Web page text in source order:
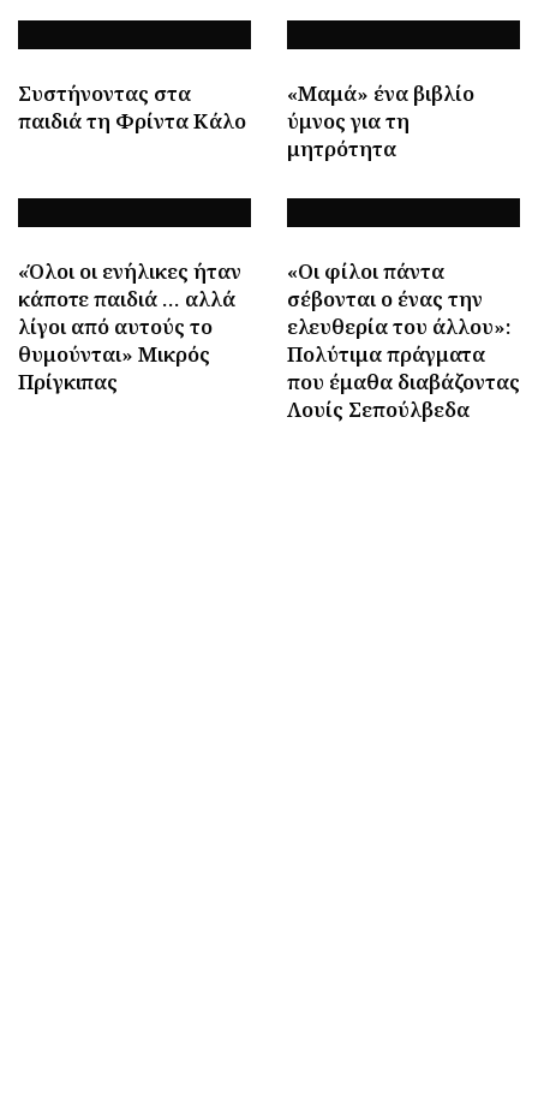
Συστήνοντας στα
παιδιά τη Φρίντα Κάλο
«Μαμά» ένα βιβλίο
ύμνος για τη
μητρότητα
«Όλοι οι ενήλικες ήταν
κάποτε παιδιά … αλλά
λίγοι από αυτούς το
θυμούνται» Μικρός
Πρίγκιπας
«Οι φίλοι πάντα
σέβονται ο ένας την
ελευθερία του άλλου»:
Πολύτιμα πράγματα
που έμαθα διαβάζοντας
Λουίς Σεπούλβεδα